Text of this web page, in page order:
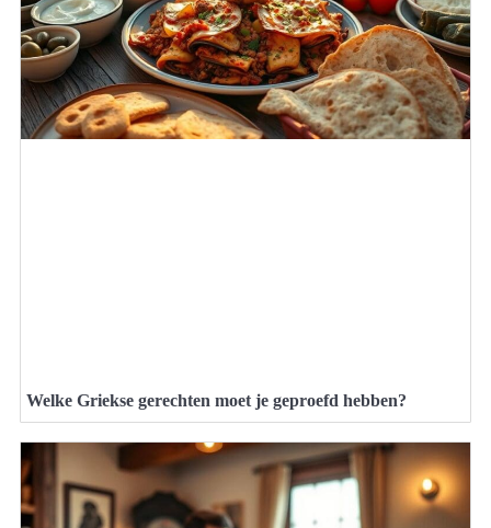
Welke Griekse gerechten moet je geproefd hebben?